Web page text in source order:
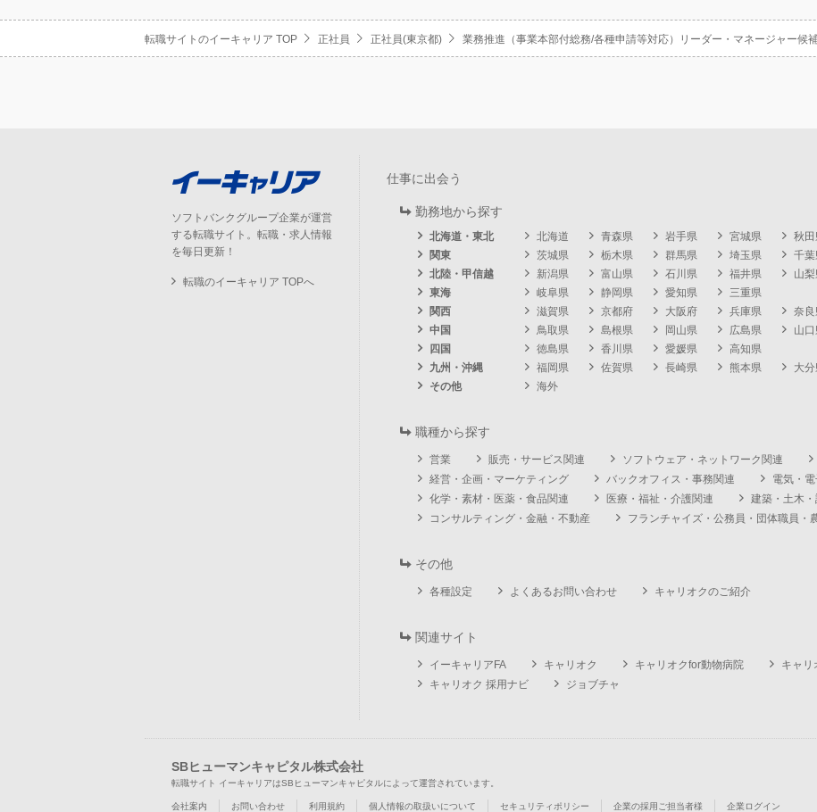
転職サイトのイーキャリア TOP 正社員 正社員(東京都) 業務推進（事業本部付総務/各種申請等対応）リーダー・マネージャー候
ソフトバンクグループ企業が運営
する転職サイト。転職・求人情報
を毎日更新！
転職のイーキャリア TOPへ
仕事に出会う
勤務地から探す
北海道・東北 北海道 青森県 岩手県 宮城県 秋
関東
茨城県 栃木県 群馬県 埼玉県 千
北陸・甲信越
新潟県 富山県 石川県 福井県 山
東海
岐阜県 静岡県 愛知県
三重県
関西
滋賀県 京都府 大阪府 兵庫県 奈
中国
鳥取県 島根県 岡山県 広島県
山
四国
徳島県 香川県 愛媛県
高知県
九州・沖縄
福岡県 佐賀県 長崎県 熊本県 大
その他
海外
職種から探す
営業 販売・サービス関連 ソフトウェア・ネットワーク関連
経営・企画・マーケティング
バックオフィス・事務関連
電気・
化学・素材・医薬・食品関連
医療・福祉・介護関連
建築・土木
コンサルティング・金融・不動産
フランチャイズ・公務員・団体職員・
その他
各種設定 よくあるお問い合わせ キャリオクのご紹介
関連サイト
イーキャリアFA キャリオク キャリオクfor動物病院
キャリ
キャリオク 採用ナビ
ジョブチャ
SBヒューマンキャピタル株式会社
転職サイト イーキャリアはSBヒューマンキャピタルによって運営されています。
会社案内 お問い合わせ 利用規約 個人情報の取扱いについて セキュリティポリシー 企業の採用ご担当者様 企業ログイン